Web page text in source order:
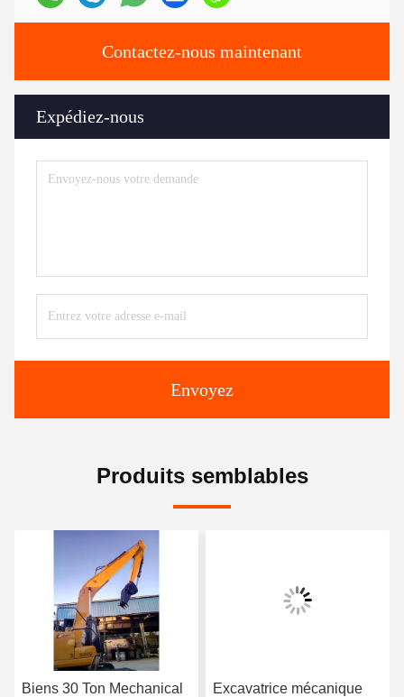
Contactez-nous maintenant
Expédiez-nous
Envoyez
Produits semblables
Biens 30 Ton Mechanical
Excavatrice mécanique